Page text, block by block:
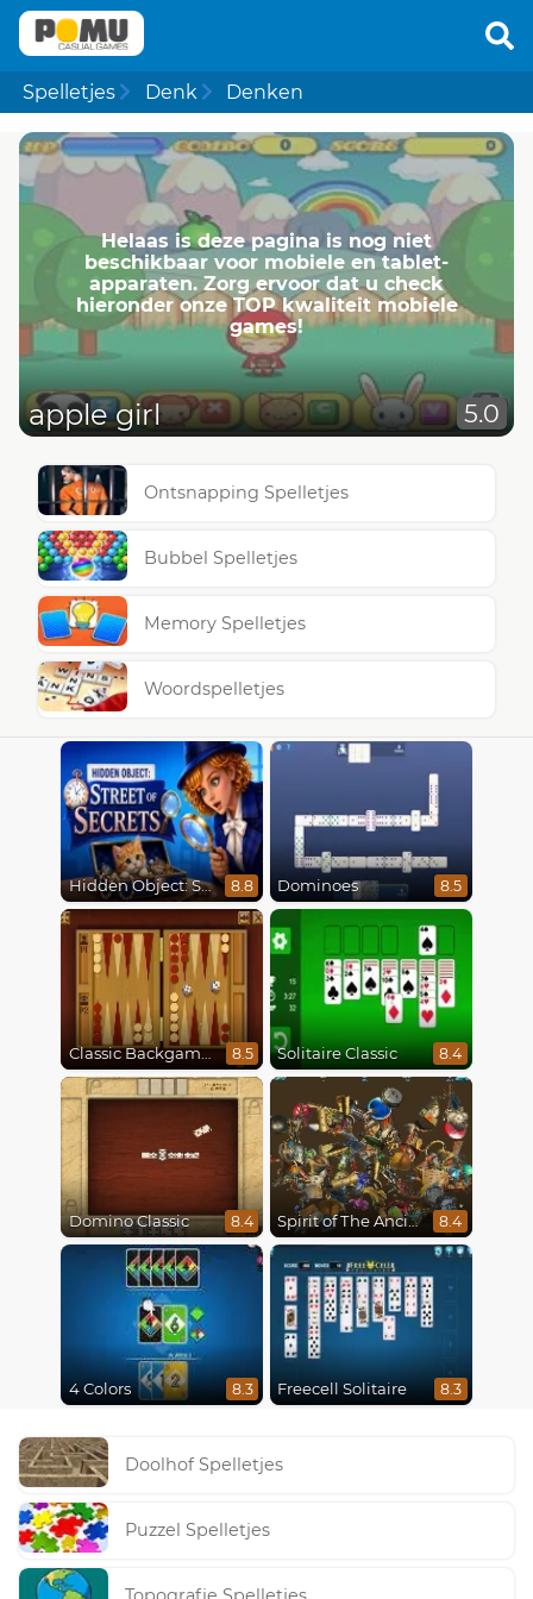
Spelletjes Denk Denken
Helaas is deze pagina is nog niet
beschikbaar voor mobiele en tablet-
apparaten. Zorg ervoor dat u check
hieronder onze TOP kwaliteit mobiele
games!
apple girl 5.0
Ontsnapping Spelletjes
Bubbel Spelletjes
Memory Spelletjes
Woordspelletjes
Hidden Object: Street Of Secrets 8.8 Dominoes 8.5
Classic Backgammon 8.5 Solitaire Classic 8.4
Domino Classic 8.4 Spirit of The Ancient Forest 8.4
4 Colors 8.3 Freecell Solitaire 8.3
Doolhof Spelletjes
Puzzel Spelletjes